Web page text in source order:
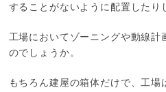
することがないように配置したり
工場においてゾーニングや動線計
のでしょうか。
もちろん建屋の箱体だけで、工場